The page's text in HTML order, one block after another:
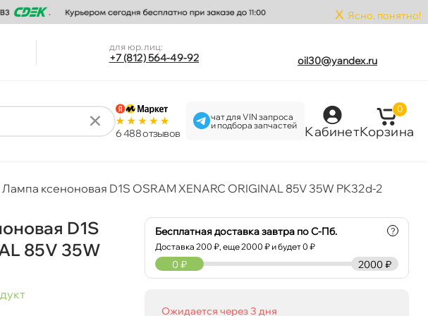
x Ясно, понятно!
для юр.лиц:
+7 (812) 564-49-92 oil30@yandex.ru
6 488 отзыво
чат для VIN запроса
и подбора запчастей
Кабинет
0
Корзина
ксеноновая D1S OSRAM XENARC ORIGINAL 85V 35W PK32d-2
D1S
85V 35W
Бесплатная доставка завтра по С-Пб.
Доставка200 ₽, еще2000 ₽ и будет 0 ₽
?
2000 ₽
0 ₽
Ожидается через 3 дня